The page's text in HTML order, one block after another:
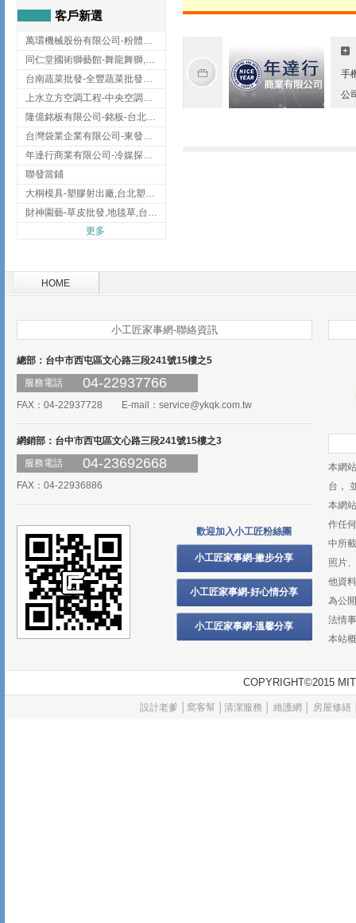
客戶新選
萬環機械股份有限公司-粉體塗裝設備,輸送機,輸送機設備,台南輸送機
同仁堂國術獅藝館-舞龍舞獅,台中舞龍舞獅
台南蔬菜批發-全豐蔬菜批發專送/台南蔬菜箱宅配到府
上水立方空調工程-中央空調規劃,台北中央空調規劃
隆億銘板有限公司-銘板-台北銘板-板橋銘板
台灣袋業企業有限公司-東發企業社/台中太空袋/太空包
年達行商業有限公司-冷媒探漏儀,壓力錶組,真空泵浦,台北冷凍空調材料
聯發當鋪
大桐模具-塑膠射出廠,台北塑膠射出廠
財神園藝-草皮批發,地毯草,台北草,彰化地毯草,彰化台北草
更多
手
公
HOME
小工匠家事網-聯絡資訊
總部：台中市西屯區文心路三段241號15樓之5
服務電話
04-22937766
FAX：04-22937728 E-mail： service@ykqk.com.tw
網銷部：台中市西屯區文心路三段241號15樓之3
服務電話
04-23692668
FAX：04-22936886
歡迎加入小工匠粉絲團
小工匠家事網-撇步分享
小工匠家事網-好心情分享
小工匠家事網-溫馨分享
本網
台，
本網
作任
中所
照片
他資
為公
法情
本站
COPYRIGHT©2015
設計老爹 窩客幫 清潔服務 維護網 房屋修繕